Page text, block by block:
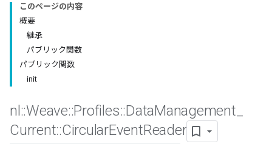
このページの内容
概要
継承
パブリック関数
パブリック関数
init
nl ::Weave::Profiles::DataManagement
Current::CircularEventReader